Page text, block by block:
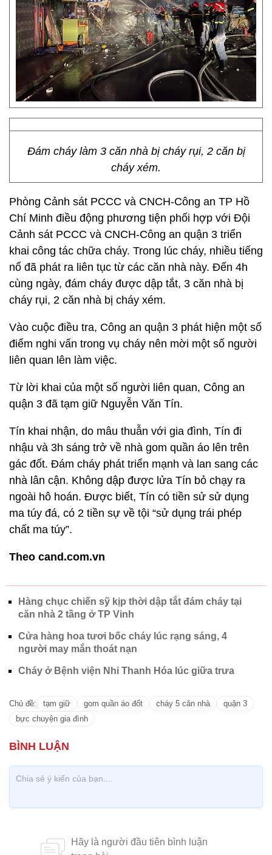
Đám cháy làm 3 căn nhà bị cháy rụi, 2 căn bị
cháy xém.
Phòng Cảnh sát PCCC và CNCH-Công an TP Hồ
Chí Minh điều động phương tiện phối hợp với Đội
Cảnh sát PCCC và CNCH-Công an quận 3 triển
khai công tác chữa cháy. Trong lúc cháy, nhiều tiếng
nổ đã phát ra liên tục từ các căn nhà này. Đến 4h
cùng ngày, đám cháy được dập tắt, 3 căn nhà bị
cháy rụi, 2 căn nhà bị cháy xém.
Vào cuộc điều tra, Công an quận 3 phát hiện một số
điểm nghi vấn trong vụ cháy nên mời một số người
liên quan lên làm việc.
Từ lời khai của một số người liên quan, Công an
quận 3 đã tạm giữ Nguyễn Văn Tín.
Tín khai nhận, do mâu thuẫn với gia đình, Tín đi
nhậu và 3h sáng trở về nhà gom quần áo lên trên
gác đốt. Đám cháy phát triển mạnh và lan sang các
nhà lân cận. Không dập được lửa Tín bỏ chạy ra
ngoài hô hoán. Được biết, Tín có tiền sử sử dụng
ma túy đá, có 2 tiền sự về tội “sử dụng trái phép
chất ma túy”.
Theo cand.com.vn
Hàng chục chiến sỹ kịp thời dập tắt đám cháy tại
căn nhà 2 tầng ở TP Vinh
Cửa hàng hoa tươi bốc cháy lúc rạng sáng, 4
người may mắn thoát nạn
Cháy ở Bệnh viện Nhi Thanh Hóa lúc giữa trưa
Chủ đề: tạm giữ gom quần áo đốt cháy 5 căn nhà
quận 3
bực chuyện gia đình